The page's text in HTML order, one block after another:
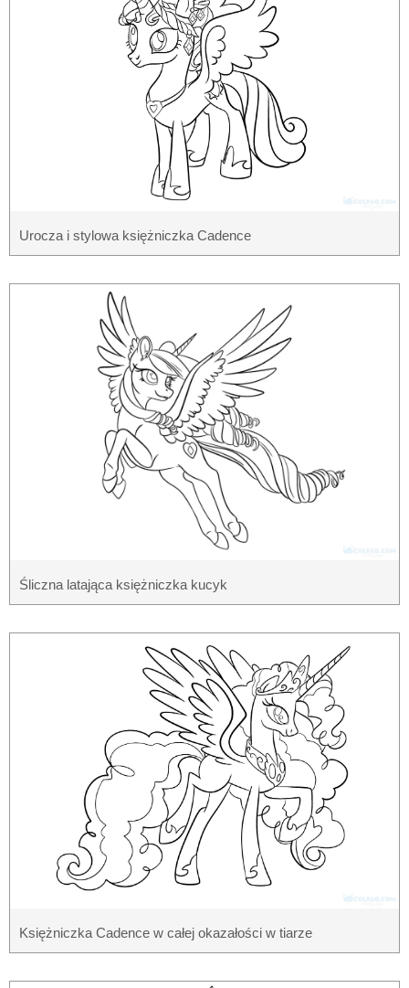
Urocza i stylowa księżniczka Cadence
Śliczna latająca księżniczka kucyk
Księżniczka Cadence w całej okazałości w tiarze